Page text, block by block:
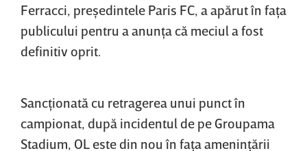
Ferracci, preşedintele Paris FC, a apărut în faţa
publicului pentru a anunţa că meciul a fost
definitiv oprit.
Sancţionată cu retragerea unui punct în
campionat, după incidentul de pe Groupama
Stadium, OL este din nou în faţa ameninţării